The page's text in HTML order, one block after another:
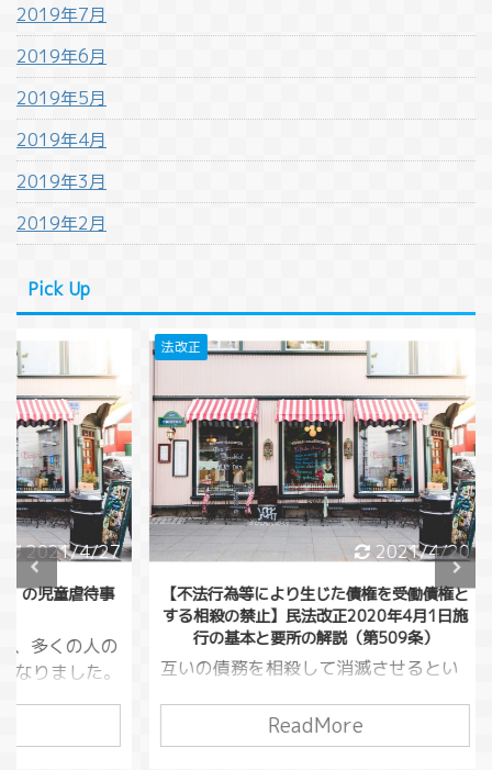
2019年7月
2019年6月
2019年5月
2019年4月
2019年3月
2019年2月
Pick Up
4/27
待事
人の
た。
るこ
ま
2021/4/20
【不法行為等により生じた債権を受働債権と
する相殺の禁止】民法改正2020年4月1日施
行の基本と要所の解説（第509条）
互いの債務を相殺して消滅させるとい
条）この債務というのは損害賠償請求
でも良いので、借金をしている人が損
ReadMore
【相
して
万円
が、